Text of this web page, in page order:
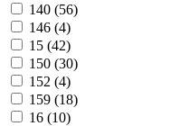
140 (56)
146 (4)
15 (42)
150 (30)
152 (4)
159 (18)
16 (10)